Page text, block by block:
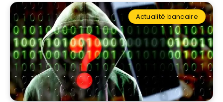
Actualité bancaire